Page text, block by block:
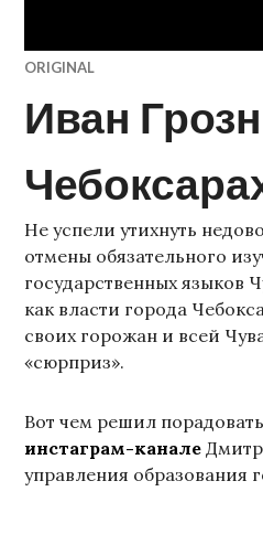
ORIGINAL
Иван
Не успели утихнуть
отмены обязательного
государственных языков
как власти города
своих горожан и всей
«сюрприз».
Вот чем решил
инстаграм-канале
управления образования